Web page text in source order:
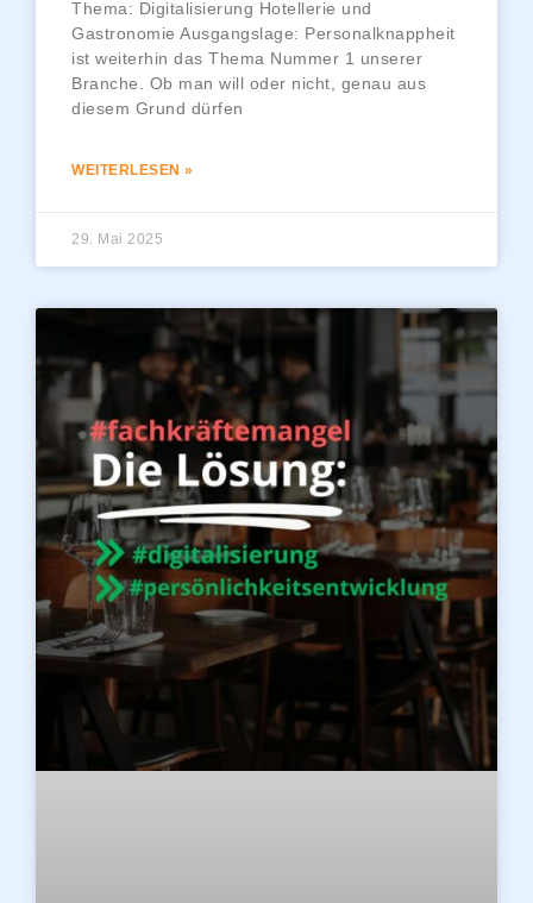
Thema: Digitalisierung Hotellerie und
Gastronomie Ausgangslage: Personalknappheit
ist weiterhin das Thema Nummer 1 unserer
Branche. Ob man will oder nicht, genau aus
diesem Grund dürfen
WEITERLESEN »
29. Mai 2025